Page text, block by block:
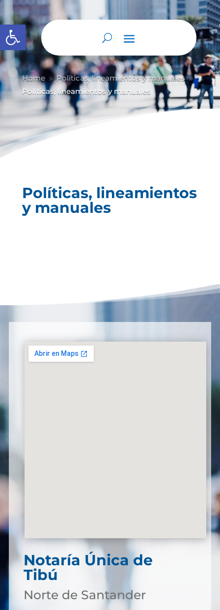
Abrir barra de herramientas
Home 9 Políticas, lineamientos y manuales 9
Políticas, lineamientos y manuales
Políticas, lineamientos
y manuales
Notaría Única de
Tibú
Norte de Santander